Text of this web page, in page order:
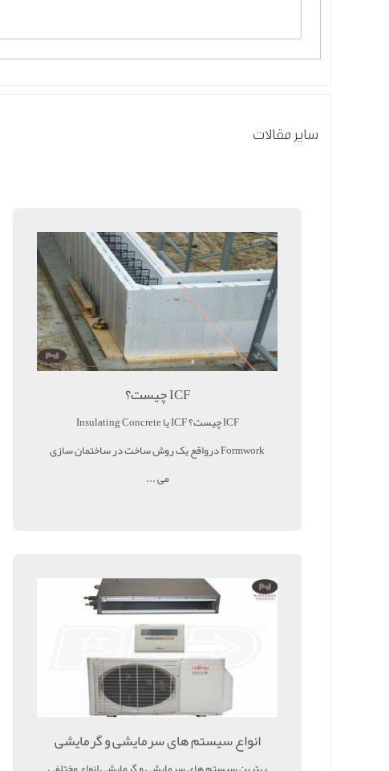
سایر مقالات
ICF چیست؟
ICF چیست؟ ICF یا Insulating Concrete
Formwork درواقع یک روش ساخت در ساختمان سازی
می ...
انواع سیستم های سرمایشی و گرمایشی